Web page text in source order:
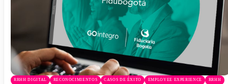
RRHH DIGITAL RECONOCIMIENTOS CASOS DE ÉXITO EMPLOYEE EXPERIENCE RRHH